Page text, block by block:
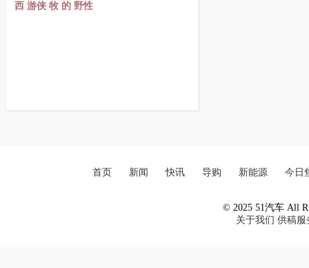
西 游侠 牧 的 野性
首页 新闻 快讯 导购 新能源 今日
© 2025 51汽车 All
关于我们 供稿服